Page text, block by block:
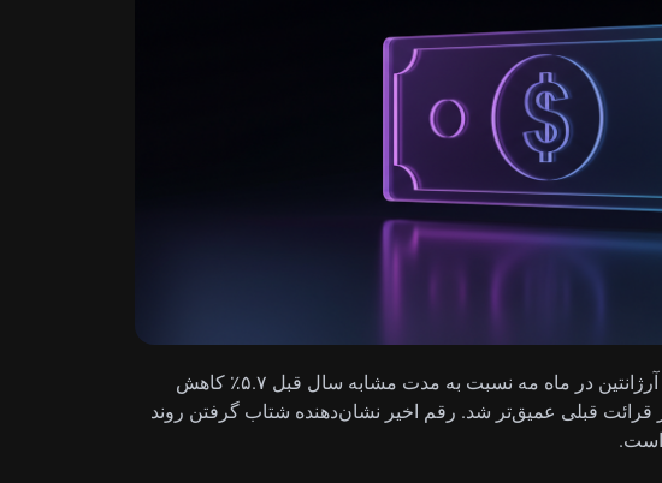
تولید صنعتی تعدیل‌نشده فصلی (N.S.A.) آرژانتین در ماه مه نسبت به مدت مشابه سال قبل ۵.۷٪ کاهش
این افت نسبت به کاهش ۲.۸٪ در قرائت قبلی عمیق‌تر شد. رقم اخیر نشان‌دهنده شتاب گرفتن روند
است.